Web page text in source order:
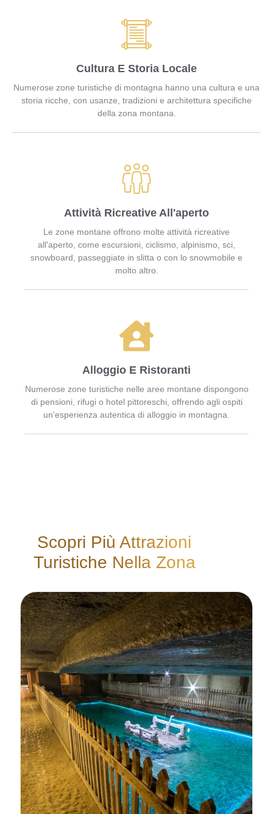
Cultura E Storia Locale
Numerose zone turistiche di montagna hanno una cultura e una
storia ricche, con usanze, tradizioni e architettura specifiche
della zona montana.
Attività Ricreative All'aperto
Le zone montane offrono molte attività ricreative
all'aperto, come escursioni, ciclismo, alpinismo, sci,
snowboard, passeggiate in slitta o con lo snowmobile e
molto altro.
Alloggio E Ristoranti
Numerose zone turistiche nelle aree montane dispongono
di pensioni, rifugi o hotel pittoreschi, offrendo agli ospiti
un'esperienza autentica di alloggio in montagna.
Scopri Più Attrazioni
Turistiche Nella Zona